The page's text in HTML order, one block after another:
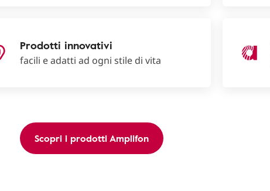
Prodotti innovativi
facili e adatti ad ogni stile di vita
Scopri i prodotti Amplifon